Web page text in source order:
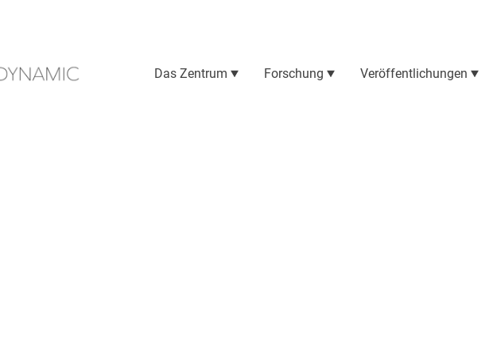
Das Zentrum Forschung Veröffentlichungen